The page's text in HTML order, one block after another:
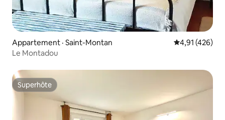
Appartement · Saint-Montan Note
4,91 (426)
Le Montadou
Superhôte
Superhôte